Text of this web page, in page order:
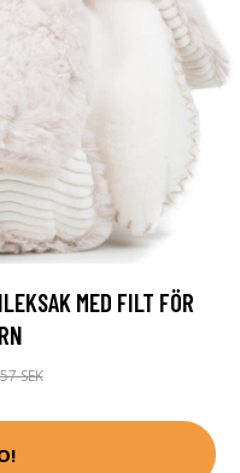
MED FILT FÖR
SEK